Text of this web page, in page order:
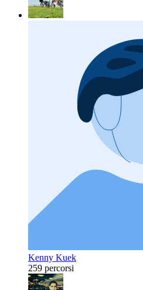
Kenny Kuek
259 percorsi